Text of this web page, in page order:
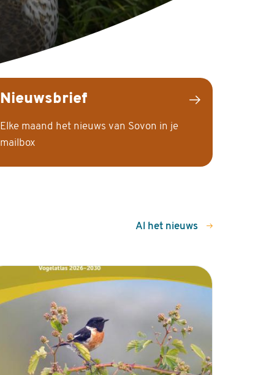
Nieuwsbrief
Elke maand het nieuws van Sovon in je
mailbox
Al het nieuws